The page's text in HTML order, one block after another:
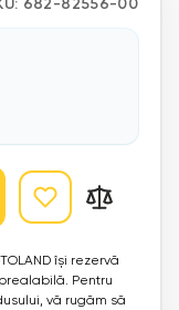
682-82556-00
își rezervă
Pentru
vă rugăm să